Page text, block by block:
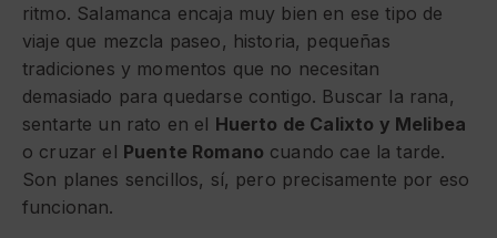
ritmo. Salamanca encaja muy bien en ese tipo de
viaje que mezcla paseo, historia, pequeñas
tradiciones y momentos que no necesitan
demasiado para quedarse contigo. Buscar la rana,
sentarte un rato en el Huerto de Calixto y Melibea
o cruzar el Puente Romano cuando cae la tarde.
Son planes sencillos, sí, pero precisamente por eso
funcionan.